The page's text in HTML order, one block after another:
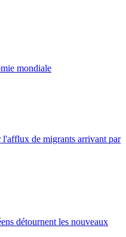
mondiale
l'afflux de migrants arrivant par
détournent les nouveaux